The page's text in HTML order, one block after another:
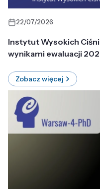
22/07/2026
Instytut Wysokich
wynikami ewaluacji
Zobacz więcej